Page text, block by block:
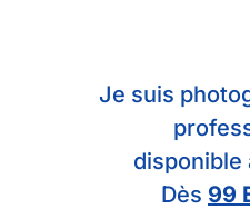
Je suis
disponible
Dès 99